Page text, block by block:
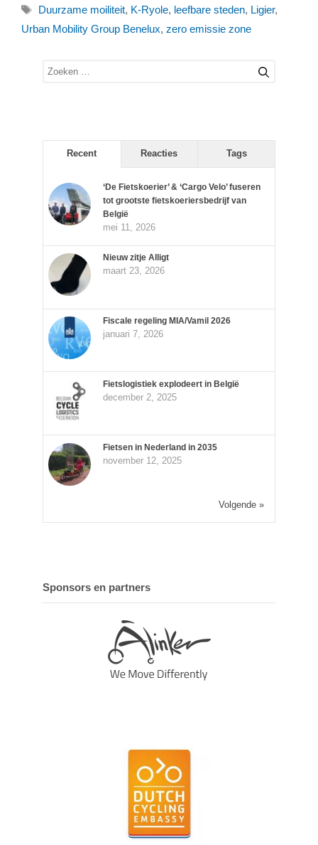
Tags
Duurzame moiliteit, K-Ryole, leefbare steden, Ligier,
Urban Mobility Group Benelux, zero emissie zone
Zoek
Recent Reacties Tags
‘De Fietskoerier’ & ‘Cargo Velo’ fuseren
tot grootste fietskoeriersbedrijf van
België
mei 11, 2026
Nieuw zitje Alligt
maart 23, 2026
Fiscale regeling MIA/Vamil 2026
januari 7, 2026
Fietslogistiek explodeert in België
december 2, 2025
Fietsen in Nederland in 2035
november 12, 2025
Volgende »
Sponsors en partners